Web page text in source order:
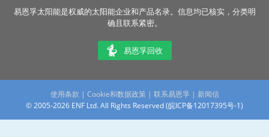
易恩孚太阳能是权威的太阳能企业和产品名录。信息均已核实，分类明
确且联系紧密。
易恩孚回收
使用条款 | Cookie和数据政策| 联系易恩孚 | 新闻信
© 2005-2026 ENF Ltd. All Rights Reserved (皖ICP备12017395号-1)